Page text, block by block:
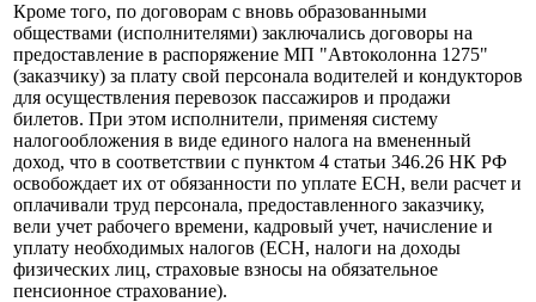
Кроме того, по договорам с вновь образованными
обществами (исполнителями) заключались договоры на
предоставление в распоряжение МП "Автоколонна 1275"
(заказчику) за плату свой персонала водителей и кондукторов
для осуществления перевозок пассажиров и продажи
билетов. При этом исполнители, применяя систему
налогообложения в виде единого налога на вмененный
доход, что в соответствии с пунктом 4 статьи 346.26 НК РФ
освобождает их от обязанности по уплате ЕСН, вели расчет и
оплачивали труд персонала, предоставленного заказчику,
вели учет рабочего времени, кадровый учет, начисление и
уплату необходимых налогов (ЕСН, налоги на доходы
физических лиц, страховые взносы на обязательное
пенсионное страхование).